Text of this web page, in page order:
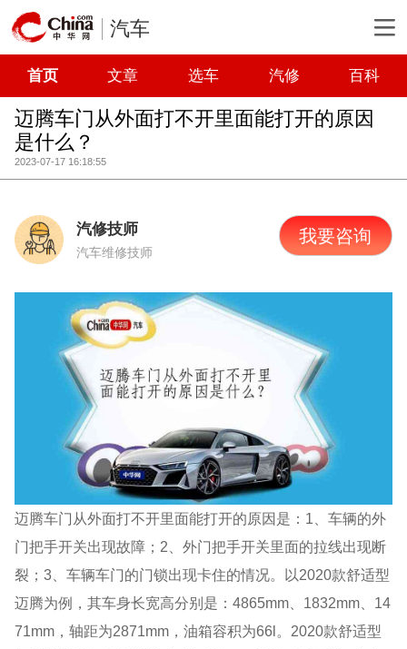
汽车
首页 文章 选车 汽修 百科
迈腾车门从外面打不开里面能打开的原因
是什么？
2023-07-17 16:18:55
汽修技师
汽车维修技师
我要咨询
迈腾车门从外面打不开里面能打开的原因是：1、车辆的外
门把手开关出现故障；2、外门把手开关里面的拉线出现断
裂；3、车辆车门的门锁出现卡住的情况。以2020款舒适型
迈腾为例，其车身长宽高分别是：4865mm、1832mm、14
71mm，轴距为2871mm，油箱容积为66l。2020款舒适型